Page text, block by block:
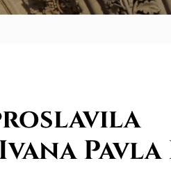
Pavla